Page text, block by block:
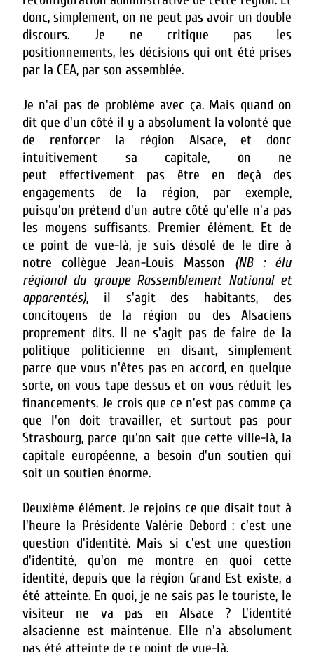
donc, simplement, on ne peut pas avoir un double
discours. Je ne critique pas les
positionnements, les décisions qui ont été prises
par la CEA, par son assemblée.
Je n'ai pas de problème avec ça. Mais quand on
dit que d'un côté il y a absolument la volonté que
de renforcer la région Alsace, et donc
intuitivement sa capitale, on ne
peut effectivement pas être en deçà des
engagements de la région, par exemple,
puisqu'on prétend d'un autre côté qu'elle n'a pas
les moyens suffisants. Premier élément. Et de
ce point de vue-là, je suis désolé de le dire à
notre collègue Jean-Louis Masson (NB : élu
régional du groupe Rassemblement National et
apparentés), il s'agit des habitants, des
concitoyens de la région ou des Alsaciens
proprement dits. Il ne s'agit pas de faire de la
politique politicienne en disant, simplement
parce que vous n'êtes pas en accord, en quelque
sorte, on vous tape dessus et on vous réduit les
financements.Je crois que ce n'est pas comme ça
que l'on doit travailler, et surtout pas pour
Strasbourg, parce qu'on sait que cette ville-là, la
capitale européenne, a besoin d'un soutien qui
soit un soutien énorme.
Deuxième élément. Je rejoins ce que disait tout à
l'heure la Présidente Valérie Debord : c'est une
question d'identité. Mais si c'est une question
d'identité, qu'on me montre en quoi cette
identité, depuis que la région Grand Est existe, a
été atteinte. En quoi, je ne sais pas le touriste, le
visiteur ne va pas en Alsace ? L'identité
alsacienne est maintenue. Elle n'a absolument
pas été atteinte de ce point de vue-là.